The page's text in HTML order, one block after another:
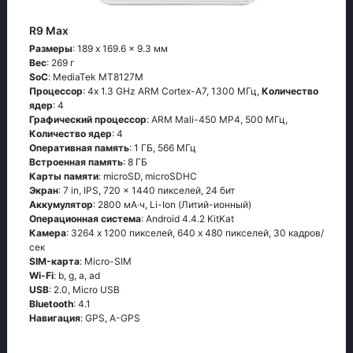
R9 Max
Размеры: 189 x 169.6 x 9.3 мм
Вес: 269 г
SoC: МеdiаТеk МТ8127М
Процессор: 4х 1.3 GНz АRМ Соrtех-А7, 1300 МГц, Количество
ядер: 4
Графический процессор: ARM Mali-450 MP4, 500 МГц,
Количество ядер: 4
Оперативная память: 1 ГБ, 566 МГц
Встроенная память: 8 ГБ
Карты памяти: microSD, microSDHC
Экран: 7 in, IPS, 720 x 1440 пикселей, 24 бит
Аккумулятор: 2800 мА·ч, Li-Ion (Литий-ионный)
Oперационная система: Аndrоid 4.4.2 ΚitΚаt
Камера: 3264 x 1200 пикселей, 640 x 480 пикселей, 30 кадров/
сек
SIM-карта: Micro-SIM
Wi-Fi: b, g, а, аd
USB: 2.0, Micro USB
Bluetooth: 4.1
Навигация: GРS, А-GРS